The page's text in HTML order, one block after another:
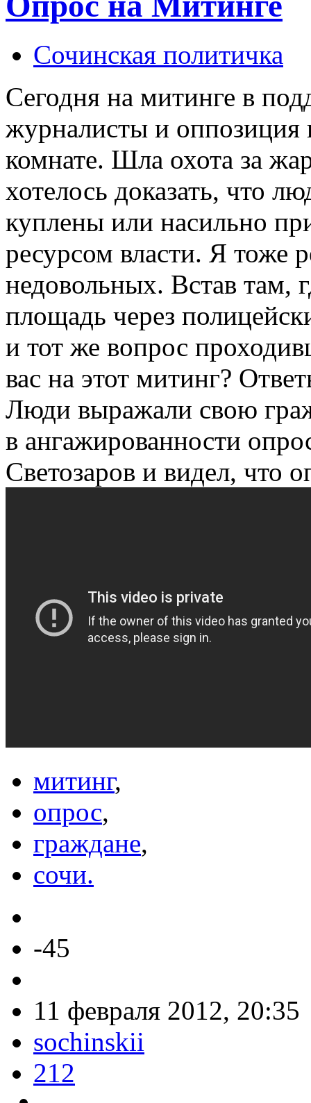
Сочинская политичка
Сегодня на митинге в
журналисты и
комнате. Шла охота за
хотелось доказать, что
куплены или насильно
ресурсом власти. Я тоже
недовольных. Встав там,
площадь через
и тот же вопрос
вас на этот митинг?
Люди выражали свою
в ангажированности
Светозаров и видел, что
митинг,
опрос,
граждане,
сочи.
-45
11 февраля 2012, 20:35
sochinskii
212